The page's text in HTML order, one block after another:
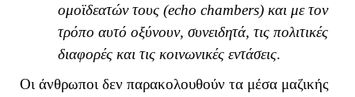
ομοϊδεατών τους (echo chambers) και με τον
τρόπο αυτό οξύνουν, συνειδητά, τις πολιτικές
διαφορές και τις κοινωνικές εντάσεις.
Οι άνθρωποι δεν παρακολουθούν τα μέσα μαζικής